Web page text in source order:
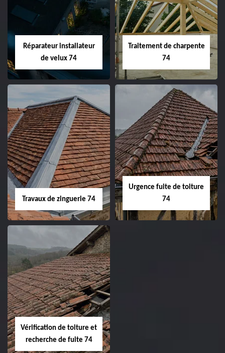
Réparateur installateur
de velux 74
Traitement de charpente
74
Travaux de zinguerie 74
Urgence fuite de toiture
74
Vérification de toiture et
recherche de fuite 74